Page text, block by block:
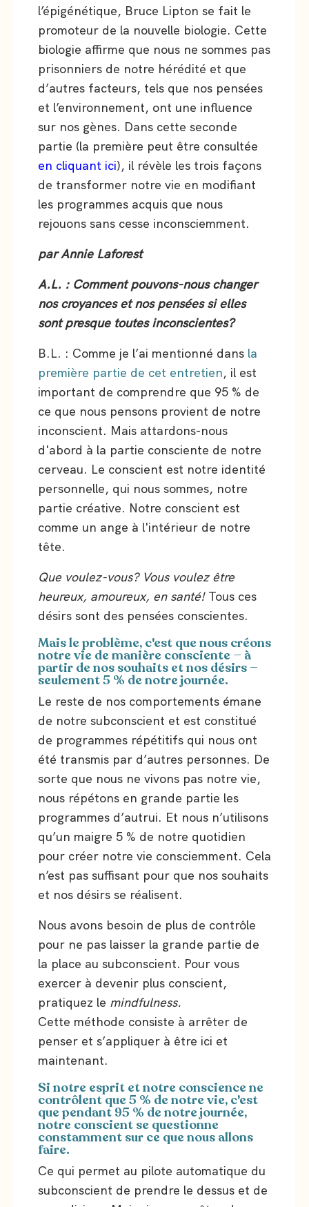
l’épigénétique, Bruce Lipton se fait le
promoteur de la nouvelle biologie. Cette
biologie affirme que nous ne sommes pas
prisonniers de notre hérédité et que
d’autres facteurs, tels que nos pensées
et l’environnement, ont une influence
sur nos gènes. Dans cette seconde
partie (la première peut être consultée
en cliquant ici), il révèle les trois façons
de transformer notre vie en modifiant
les programmes acquis que nous
rejouons sans cesse inconsciemment.
par Annie Laforest
A.L. : Comment pouvons-nous changer
nos croyances et nos pensées si elles
sont presque toutes inconscientes?
B.L. : Comme je l’ai mentionné dans la
première partie de cet entretien, il est
important de comprendre que 95 % de
ce que nous pensons provient de notre
inconscient. Mais attardons-nous
d'abord à la partie consciente de notre
cerveau. Le conscient est notre identité
personnelle, qui nous sommes, notre
partie créative. Notre conscient est
comme un ange à l'intérieur de notre
tête.
Que voulez-vous? Vous voulez être
heureux, amoureux, en santé!Tous ces
désirs sont des pensées conscientes.
Mais le problème, c'est que nous créons
notre vie de manière consciente — à
partir de nos souhaits et nos désirs —
seulement 5 % de notre journée.
Le reste de nos comportements émane
de notre subconscient et est constitué
de programmes répétitifs qui nous ont
été transmis par d’autres personnes. De
sorte que nous ne vivons pas notre vie,
nous répétons en grande partie les
programmes d’autrui. Et nous n’utilisons
qu’un maigre 5 % de notre quotidien
pour créer notre vie consciemment. Cela
n’est pas suffisant pour que nos souhaits
et nos désirs se réalisent.
Nous avons besoin de plus de contrôle
pour ne pas laisser la grande partie de
la place au subconscient. Pour vous
exercer à devenir plus conscient,
pratiquez le mindfulness.
Cette méthode consiste à arrêter de
penser et s’appliquer à être ici et
maintenant.
Si notre esprit et notre conscience ne
contrôlent que 5 % de notre vie, c'est
que pendant 95 % de notre journée,
notre conscient se questionne
constamment sur ce que nous allons
faire.
Ce qui permet au pilote automatique du
subconscient de prendre le dessus et de